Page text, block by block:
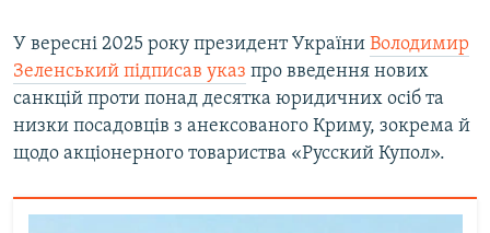
У вересні 2025 року президент України Володимир
Зеленський підписав указ про введення нових
санкцій проти понад десятка юридичних осіб та
низки посадовців з анексованого Криму, зокрема й
щодо акціонерного товариства «Русский Купол».